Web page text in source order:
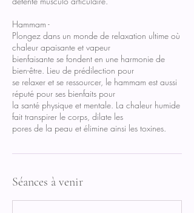
Hammam -
Plongez dans un monde de relaxation ultime où
chaleur apaisante et vapeur
bienfaisante se fondent en une harmonie de
bien-être. Lieu de prédilection pour
se relaxer et se ressourcer, le hammam est aussi
réputé pour ses bienfaits pour
la santé physique et mentale. La chaleur humide
fait transpirer le corps, dilate les
pores de la peau et élimine ainsi les toxines.
Séances à venir